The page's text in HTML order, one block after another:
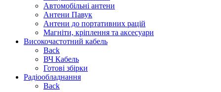
Автомобільні антени
Антени Павук
Антени до портативних рацій
Магніти, кріплення та аксесуари
Високочастотний кабель
Back
ВЧ Кабель
Готові збірки
Радіообладнання
Back